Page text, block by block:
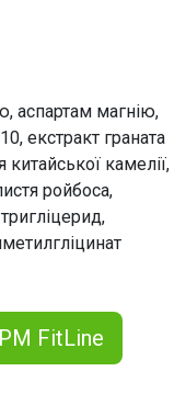
аспартам магнію,
екстракт граната
китайської камелії,
ройбоса,
FitLine